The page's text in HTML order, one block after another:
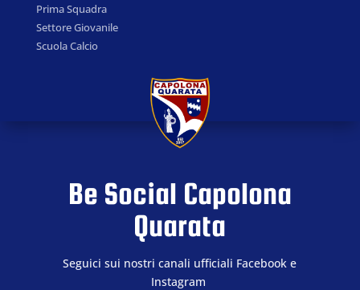
Prima Squadra
Settore Giovanile
Scuola Calcio
Be Social Capolona
Quarata
Seguici sui nostri canali ufficiali Facebook e
Instagram